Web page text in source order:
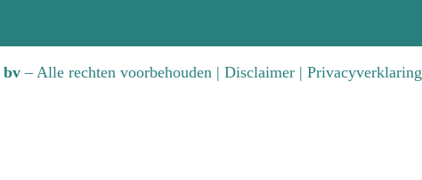
bv – Alle rechten voorbehouden | Disclaimer | Privacyverklaring